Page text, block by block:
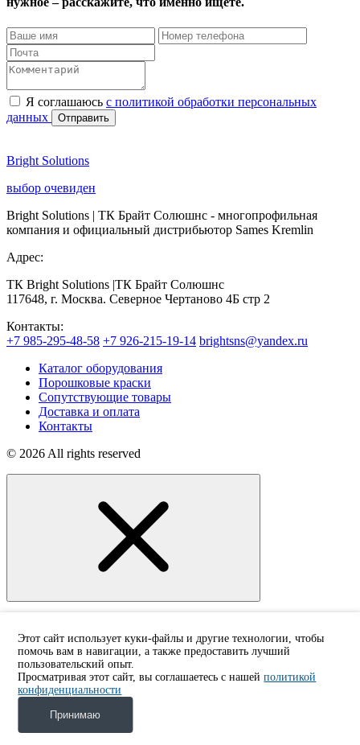
Я соглашаюсь с политикой обработки персональных
данных
Отправить
Bright Solutions
выбор очевиден
Bright Solutions | ТК Брайт Солюшнс - многопрофильная
компания и официальный дистрибьютор Sames Kremlin
Адрес:
ТК Bright Solutions |ТК Брайт Солюшнс
117648, г. Москва. Северное Чертаново 4Б стр 2
Контакты:
+7 985-295-48-58 +7 926-215-19-14 brightsns@yandex.ru
Каталог оборудования
Порошковые краски
Сопутствующие товары
Доставка и оплата
Контакты
© 2026 All rights reserved
Мы свяжемся с вами в ближайшее время!
Я предоставляю согласие на обработку персональных
данных, а также подтверждаю ознакомление с
Этот сайт использует куки-файлы и другие технологии, чтобы
помочь вам в навигации, а также предоставить лучший
пользовательский опыт.
Просматривая этот сайт, вы соглашаетесь с нашейполитикой
конфиденциальности
Принимаю